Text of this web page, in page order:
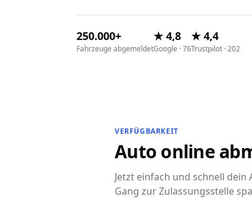
250.000+
Fahrzeuge abgemeldet
★ 4,8
Google · 76
★ 4,4
Trustpilot · 202
VERFÜGBARKEIT
Auto online
Jetzt einfach und schnell dein
Gang zur Zulassungsstelle